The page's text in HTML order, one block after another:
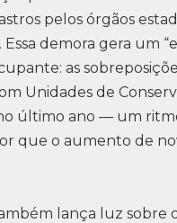
pelos órgãos
demora gera um
as
Unidades de
último ano — um
que o aumento de
lança luz sobre